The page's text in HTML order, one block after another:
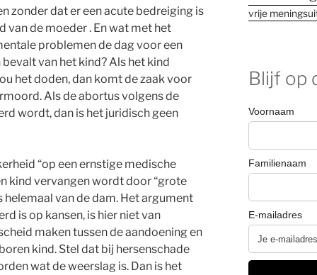
zonder dat er een acute bedreiging is
van de moeder . En wat met het
problemen de dag voor een
van het kind? Als het kind
het doden, dan komt de zaak voor
Als de abortus volgens de
wordt, dan is het juridisch geen
“op een ernstige medische
kind vervangen wordt door “grote
helemaal van de dam. Het argument
is op kansen, is hier niet van
maken tussen de aandoening en
kind. Stel dat bij hersenschade
wat de weerslag is. Dan is het
vrije
Blijf op